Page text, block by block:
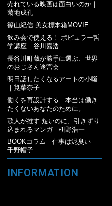
売れている映画は面白いのか｜
菊地成孔
篠山紀信 美女標本箱MOVIE
飲み会で使える！ ポピュラー哲
学講座｜谷川嘉浩
長谷川町蔵が勝手に選ぶ、世界
のおじさん迷宮会
明日話したくなるアートの小噺
｜筧菜奈子
働くを再設計する 本当は働き
たくないあなたのために。
歌人が推す 短いのに、引きずり
込まれるマンガ｜枡野浩一
BOOKコラム 仕事は泥臭い｜
千野帽子
INFORMATION